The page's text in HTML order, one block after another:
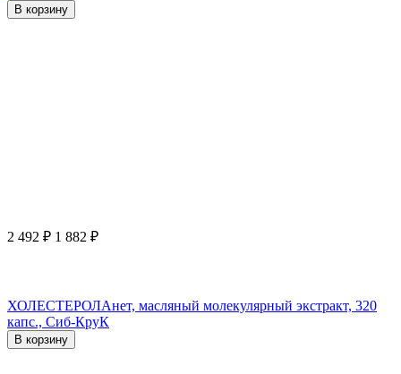
В корзину
2 492 ₽ 1 882 ₽
ХОЛЕСТЕРОЛАнет, масляный молекулярный экстракт, 320
капс., Сиб-КруК
В корзину